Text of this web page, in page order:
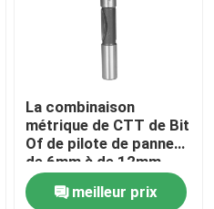
La combinaison
métrique de CTT de Bit
Of de pilote de panneau
de 6mm à de 12mm
perce et le peu de
routeur d'équilibre
meilleur prix